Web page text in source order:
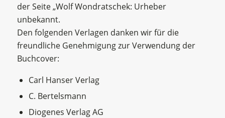
der Seite „Wolf Wondratschek: Urheber
unbekannt.
Den folgenden Verlagen danken wir für die
freundliche Genehmigung zur Verwendung der
Buchcover:
Carl Hanser Verlag
C. Bertelsmann
Diogenes Verlag AG